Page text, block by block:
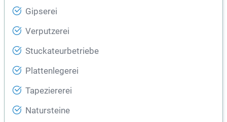
Gipserei
Verputzerei
Stuckateurbetriebe
Plattenlegerei
Tapeziererei
Natursteine